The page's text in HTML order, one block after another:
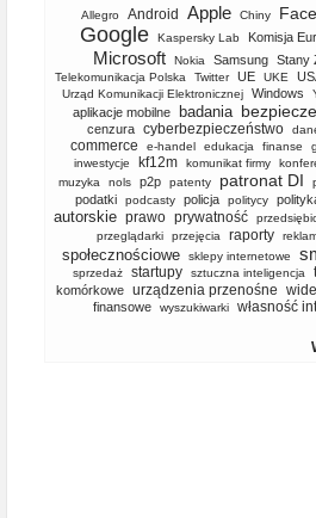
Allegro Android Apple Chiny
Google Kaspersky Lab Komisja
Microsoft Nokia Samsung Stany
Telekomunikacja Polska Twitter UE UKE
Urząd Komunikacji Elektronicznej Windows
aplikacje mobilne badania
cenzura cyberbezpieczeństwo
commerce
e-handel edukacja finanse
inwestycje kf12m komunikat firmy
muzyka nols p2p patenty patronat DI
podatki podcasty policja politycy
autorskie prawo prywatność
przeglądarki
przejęcia raporty
społecznościowe
sklepy internetowe
sprzedaż
startupy sztuczna inteligencja
komórkowe
urządzenia przenośne
finansowe
wyszukiwarki własność